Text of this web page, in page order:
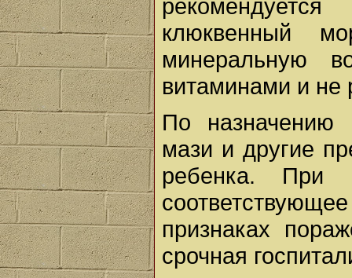
клюквенный
минеральную
витаминами и
По назначению
мази и другие
ребенка. При
признаках
срочная